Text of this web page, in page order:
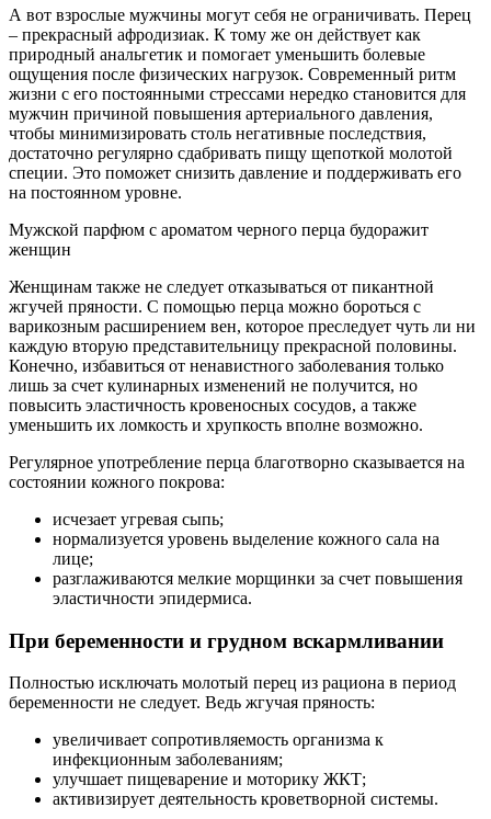
А вот взрослые мужчины могут себя не ограничивать. Перец
– прекрасный афродизиак. К тому же он действует как
природный анальгетик и помогает уменьшить болевые
ощущения после физических нагрузок. Современный ритм
жизни с его постоянными стрессами нередко становится для
мужчин причиной повышения артериального давления,
чтобы минимизировать столь негативные последствия,
достаточно регулярно сдабривать пищу щепоткой молотой
специи. Это поможет снизить давление и поддерживать его
на постоянном уровне.
Мужской парфюм с ароматом черного перца будоражит
женщин
Женщинам также не следует отказываться от пикантной
жгучей пряности. С помощью перца можно бороться с
варикозным расширением вен, которое преследует чуть ли ни
каждую вторую представительницу прекрасной половины.
Конечно, избавиться от ненавистного заболевания только
лишь за счет кулинарных изменений не получится, но
повысить эластичность кровеносных сосудов, а также
уменьшить их ломкость и хрупкость вполне возможно.
Регулярное употребление перца благотворно сказывается на
состоянии кожного покрова:
исчезает угревая сыпь;
нормализуется уровень выделение кожного сала на
лице;
разглаживаются мелкие морщинки за счет повышения
эластичности эпидермиса.
При беременности и грудном вскармливании
Полностью исключать молотый перец из рациона в период
беременности не следует. Ведь жгучая пряность:
увеличивает сопротивляемость организма к
инфекционным заболеваниям;
улучшает пищеварение и моторику ЖКТ;
активизирует деятельность кроветворной системы.